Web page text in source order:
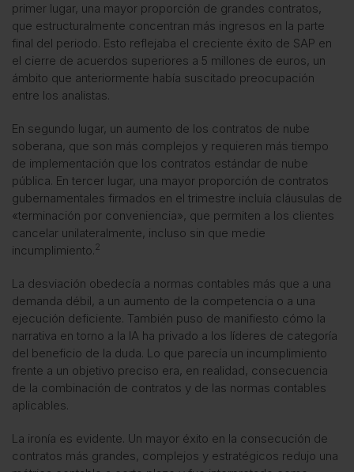
primer lugar, una mayor proporción de grandes contratos,
que estructuralmente concentran más ingresos en la parte
final del periodo. Esto reflejaba el creciente éxito de SAP en
el cierre de acuerdos superiores a 5 millones de euros, un
ámbito que anteriormente había suscitado preocupación
entre los analistas.
En segundo lugar, un aumento de los contratos de nube
soberana, que son más complejos y requieren más tiempo
de implementación que los contratos estándar de nube
pública. En tercer lugar, una mayor proporción de contratos
gubernamentales firmados en el trimestre incluía cláusulas de
«terminación por conveniencia», que permiten a los clientes
cancelar unilateralmente, incluso sin que medie
incumplimiento.2
La desviación obedecía a normas contables más que a una
demanda débil, a un aumento de la competencia o a una
ejecución deficiente. También puso de manifiesto cómo la
narrativa en torno a la IA ha privado a los líderes de categoría
del beneficio de la duda. Lo que parecía un incumplimiento
frente a un objetivo preciso era, en realidad, consecuencia
de la combinación de contratos y de las normas contables
aplicables.
La ironía es evidente. Un mayor éxito en la consecución de
contratos más grandes, complejos y estratégicos redujo una